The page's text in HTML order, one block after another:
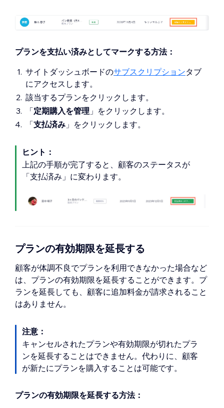
プランを支払い済みとしてマークする方法：
サイトダッシュボードのサブスクリプションタブ
にアクセスします。
該当するプランをクリックします。
「定期購入を管理 」をクリックします。
「支払済み 」をクリックします。
ヒント：
上記の手順が完了すると、顧客のステータスが
「支払済み」に変わります。
プランの有効期限を延長する
顧客が体調不良でプランを利用できなかった場合など
は、プランの有効期限を延長することができます。プ
ランを延長しても、顧客に追加料金が請求されること
はありません。
注意：
キャンセルされたプランや有効期限が切れたプラ
ンを延長することはできません。代わりに、顧客
が新たにプランを購入することは可能です。
プランの有効期限を延長する方法：